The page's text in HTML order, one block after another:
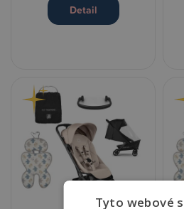
Detail
Tyto webové